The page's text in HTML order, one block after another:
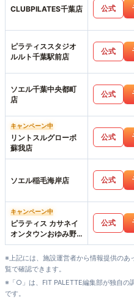
CLUBPILATES千葉店 公式
ピラティススタジオ
ルルト千葉駅前店
公式
ソエル千葉中央都町
店
公式
キャンペーン中
リントスルグローボ
蘇我店
公式
ソエル稲毛海岸店 公式
キャンペーン中
ピラティス カサネイ
オンタウンおゆみ野
店
公式
※上記には、施設運営者から情報提供の
覧で確認できます。
※「○」は、FIT PALETTE編集部が独自の
です。